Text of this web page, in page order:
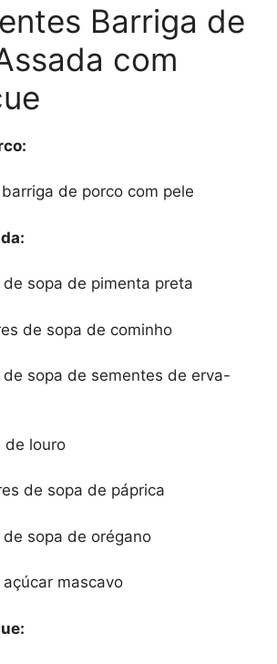
Barriga de
com
de porco com pele
de sopa de pimenta preta
de sopa de cominho
de sopa de sementes de erva-
de louro
de sopa de páprica
de sopa de orégano
mascavo